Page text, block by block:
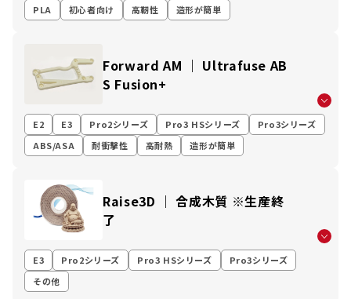
PLA
初心者向け 高靭性 造形が簡単
Forward AM ｜ Ultrafuse AB
S Fusion+
E2 E3 Pro2シリーズ Pro3 HSシリーズ
Pro3シリーズ
ABS/ASA
耐衝撃性 高耐熱 造形が簡単
Raise3D ｜ 合成木質 ※生産終
了
E3 Pro2シリーズ Pro3 HSシリーズ
Pro3シリーズ
その他